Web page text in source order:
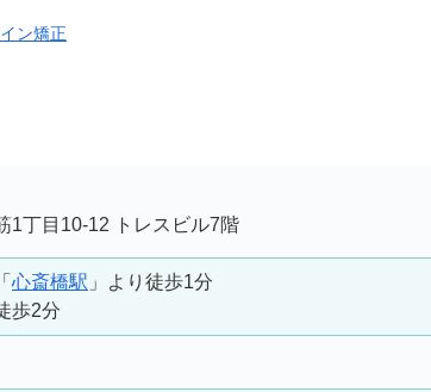
ン矯正
1丁目10-12 トレスビル7階
心斎橋駅 」より徒歩1分
歩2分